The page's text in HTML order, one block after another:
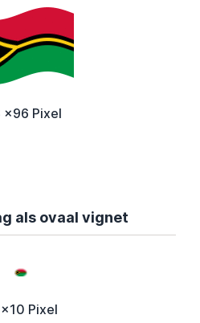
x96 Pixel
als ovaal vignet
Pixel